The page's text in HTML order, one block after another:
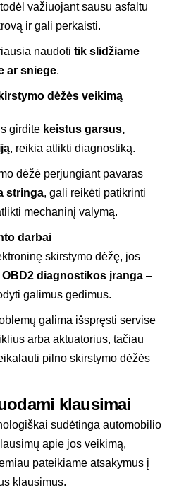
važiuojant sausu asfaltu
ir gali perkaisti.
naudoti tik slidžiame
ar sniege.
dėžės veikimą
girdite keistus garsus,
, reikia atlikti diagnostiką.
dėžė perjungiant pavaras
stringa, gali reikėti patikrinti
mechaninį valymą.
darbai
skirstymo dėžę, jos
OBD2 diagnostikos įranga –
galimus gedimus.
galima išspręsti servise
arba aktuatorius, tačiau
pilno skirstymo dėžės
klausimai
sudėtinga automobilio
apie jos veikimą,
pateikiame atsakymus į
klausimus.